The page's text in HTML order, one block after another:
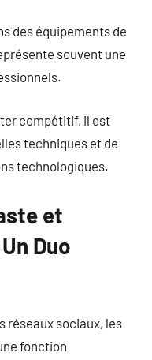
des équipements de
souvent une
compétitif, il est
techniques et de
technologiques.
et
Duo
réseaux sociaux, les
fonction